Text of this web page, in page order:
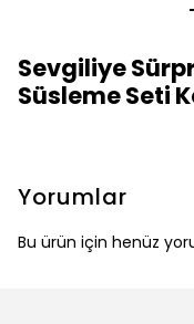
Sevgiliye
Süsleme Seti
Yorumlar
Bu ürün için henüz